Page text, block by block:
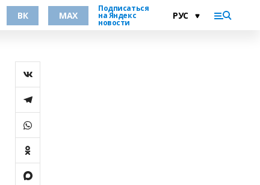
ВК MAX
Подписаться
на Яндекс
новости